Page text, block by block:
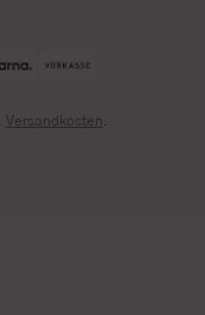
Versandkosten